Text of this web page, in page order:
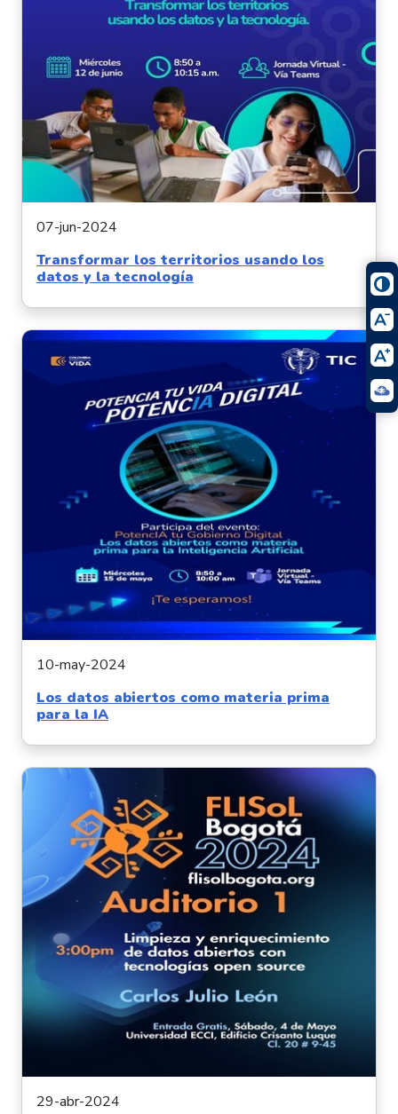
07-jun-2024
Transformar los territorios usando los
datos y la tecnología
10-may-2024
Los datos abiertos como materia prima
para la IA
29-abr-2024